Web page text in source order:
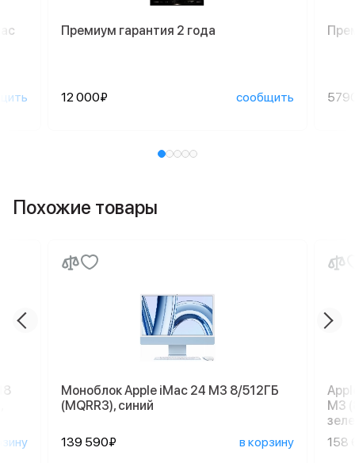
Премиум гарантия 2 года
12 000₽ сообщить
Похожие товары
Моноблок Apple iMac 24 M3 8/512ГБ
(MQRR3), синий
139 590₽ в корзину
M3
158